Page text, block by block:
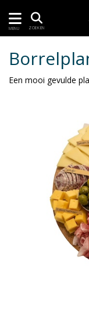
MENU ZOEKEN
Een mooi gevulde